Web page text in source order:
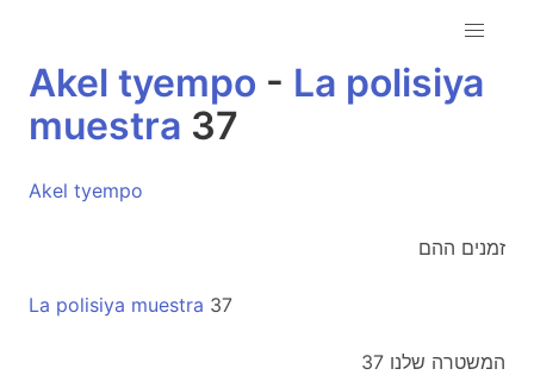
Akel tyempo - La polisiya
muestra 37
Akel tyempo
זמנים ההם
La polisiya muestra 37
המשטרה שלנו 37